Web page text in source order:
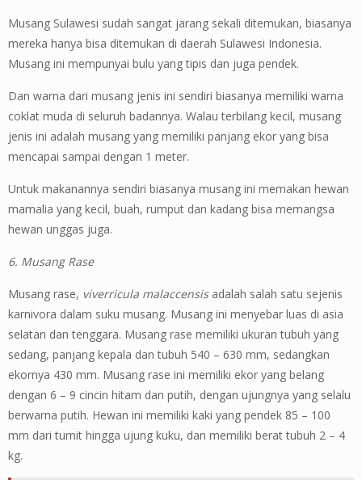
Musang Sulawesi sudah sangat jarang sekali ditemukan, biasanya
mereka hanya bisa ditemukan di daerah Sulawesi Indonesia.
Musang ini mempunyai bulu yang tipis dan juga pendek.
Dan warna dari musang jenis ini sendiri biasanya memiliki warna
coklat muda di seluruh badannya. Walau terbilang kecil, musang
jenis ini adalah musang yang memiliki panjang ekor yang bisa
mencapai sampai dengan 1 meter.
Untuk makanannya sendiri biasanya musang ini memakan hewan
mamalia yang kecil, buah, rumput dan kadang bisa memangsa
hewan unggas juga.
6. Musang Rase
Musang rase, viverricula malaccensisadalah salah satu sejenis
karnivora dalam suku musang. Musang ini menyebar luas di asia
selatan dan tenggara. Musang rase memiliki ukuran tubuh yang
sedang, panjang kepala dan tubuh 540 – 630 mm, sedangkan
ekornya 430 mm. Musang rase ini memiliki ekor yang belang
dengan 6 – 9 cincin hitam dan putih, dengan ujungnya yang selalu
berwarna putih. Hewan ini memiliki kaki yang pendek 85 – 100
mm dari tumit hingga ujung kuku, dan memiliki berat tubuh 2 – 4
kg.